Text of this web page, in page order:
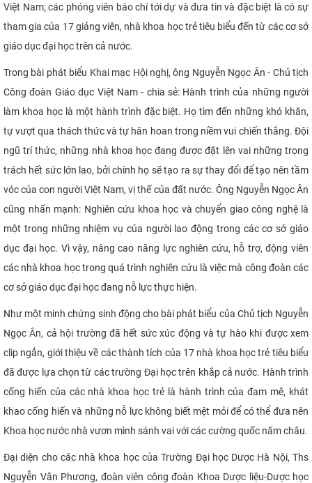
Việt Nam; các phóng viên báo chí tới dự và đưa tin và đặc biệt là có sự
tham gia của 17 giảng viên, nhà khoa học trẻ tiêu biểu đến từ các cơ sở
giáo dục đại học trên cả nước.
Trong bài phát biểu Khai mạc Hội nghị, ông Nguyễn Ngọc Ân - Chủ tịch
Công đoàn Giáo dục Việt Nam - chia sẻ: Hành trình của những người
làm khoa học là một hành trình đặc biệt. Họ tìm đến những khó khăn,
tự vượt qua thách thức và tự hân hoan trong niềm vui chiến thắng. Đội
ngũ trí thức, những nhà khoa học đang được đặt lên vai những trọng
trách hết sức lớn lao, bởi chính họ sẽ tạo ra sự thay đổi để tạo nên tầm
vóc của con người Việt Nam, vị thế của đất nước. Ông Nguyễn Ngọc Ân
cũng nhấn mạnh: Nghiên cứu khoa học và chuyển giao công nghệ là
một trong những nhiệm vụ của người lao động trong các cơ sở giáo
dục đại học. Vì vậy, nâng cao năng lực nghiên cứu, hỗ trợ, động viên
các nhà khoa học trong quá trình nghiên cứu là việc mà công đoàn các
cơ sở giáo dục đại học đang nỗ lực thực hiện.
Như một minh chứng sinh động cho bài phát biểu của Chủ tịch Nguyễn
Ngọc Ân, cả hội trường đã hết sức xúc động và tự hào khi được xem
clip ngắn, giới thiệu về các thành tích của 17 nhà khoa học trẻ tiêu biểu
đã được lựa chọn từ các trường Đại học trên khắp cả nước. Hành trình
cống hiến của các nhà khoa học trẻ là hành trình của đam mê, khát
khao cống hiến và những nỗ lực không biết mệt mỏi để có thể đưa nên
Khoa học nước nhà vươn mình sánh vai với các cường quốc năm châu.
Đại diện cho các nhà khoa học của Trường Đại học Dược Hà Nội, Ths
Nguyễn Văn Phương, đoàn viên công đoàn Khoa Dược liệu-Dược học